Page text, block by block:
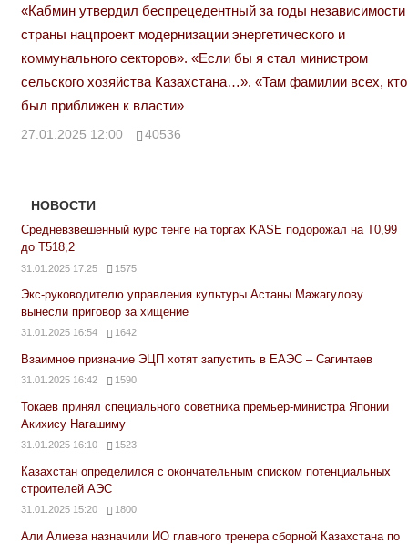
«Кабмин утвердил беспрецедентный за годы независимости
страны нацпроект модернизации энергетического и
коммунального секторов». «Если бы я стал министром
сельского хозяйства Казахстана…». «Там фамилии всех, кто
был приближен к власти»
27.01.2025 12:00 40536
НОВОСТИ
Средневзвешенный курс тенге на торгах KASE подорожал на Т0,99
до Т518,2
31.01.2025 17:25 1575
Экс-руководителю управления культуры Астаны Мажагулову
вынесли приговор за хищение
31.01.2025 16:54 1642
Взаимное признание ЭЦП хотят запустить в ЕАЭС – Сагинтаев
31.01.2025 16:42 1590
Токаев принял специального советника премьер-министра Японии
Акихису Нагашиму
31.01.2025 16:10 1523
Казахстан определился с окончательным списком потенциальных
строителей АЭС
31.01.2025 15:20 1800
Али Алиева назначили ИО главного тренера сборной Казахстана по